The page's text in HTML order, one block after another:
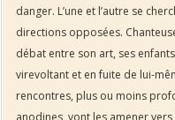
danger. L’une et l’autre se
directions opposées.
débat entre son art, ses
virevoltant et en fuite de lui-
rencontres, plus ou moins